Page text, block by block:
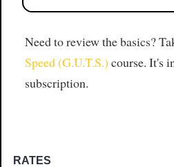
Need to review the basics?
Speed (G.U.T.S.) course. It's
subscription.
RATES